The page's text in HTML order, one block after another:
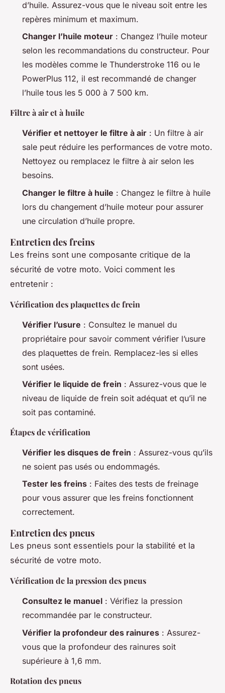
d’huile. Assurez-vous que le niveau soit entre les
repères minimum et maximum.
Changer l’huile moteur : Changez l’huile moteur
selon les recommandations du constructeur. Pour
les modèles comme le Thunderstroke 116 ou le
PowerPlus 112, il est recommandé de changer
l’huile tous les 5 000 à 7 500 km.
Filtre à air et à huile
Vérifier et nettoyer le filtre à air : Un filtre à air
sale peut réduire les performances de votre moto.
Nettoyez ou remplacez le filtre à air selon les
besoins.
Changer le filtre à huile : Changez le filtre à huile
lors du changement d’huile moteur pour assurer
une circulation d’huile propre.
Entretien des freins
Les freins sont une composante critique de la
sécurité de votre moto. Voici comment les
entretenir :
Vérification des plaquettes de frein
Vérifier l’usure : Consultez le manuel du
propriétaire pour savoir comment vérifier l’usure
des plaquettes de frein. Remplacez-les si elles
sont usées.
Vérifier le liquide de frein : Assurez-vous que le
niveau de liquide de frein soit adéquat et qu’il ne
soit pas contaminé.
Étapes de vérification
Vérifier les disques de frein : Assurez-vous qu’ils
ne soient pas usés ou endommagés.
Tester les freins : Faites des tests de freinage
pour vous assurer que les freins fonctionnent
correctement.
Entretien des pneus
Les pneus sont essentiels pour la stabilité et la
sécurité de votre moto.
Vérification de la pression des pneus
Consultez le manuel : Vérifiez la pression
recommandée par le constructeur.
Vérifier la profondeur des rainures : Assurez-
vous que la profondeur des rainures soit
supérieure à 1,6 mm.
Rotation des pneus